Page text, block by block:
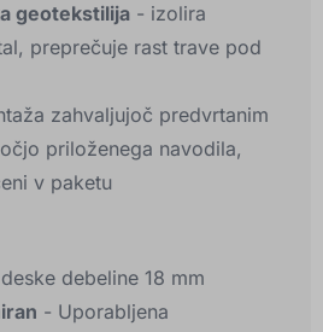
geotekstilija - izolira
preprečuje rast trave pod
zahvaljujoč predvrtanim
priloženega navodila,
v paketu
debeline 18 mm
- Uporabljena